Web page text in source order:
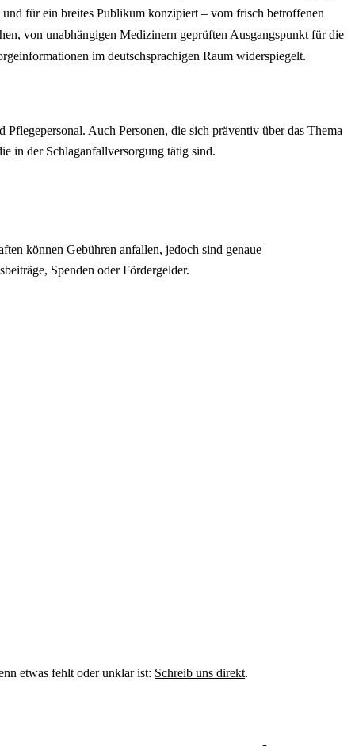
für ein breites Publikum konzipiert – vom frisch betroffenen
von unabhängigen Medizinern geprüften Ausgangspunkt für die
im deutschsprachigen Raum widerspiegelt.
Auch Personen, die sich präventiv über das Thema
in der Schlaganfallversorgung tätig sind.
können Gebühren anfallen, jedoch sind genaue
Spenden oder Fördergelder.
etwas fehlt oder unklar ist: Schreib uns direkt.